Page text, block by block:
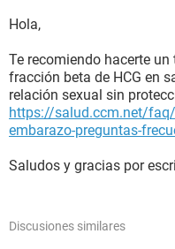
Hola,
Te recomiendo hacerte
fracción beta de HCG en
relación sexual sin
https://salud.ccm.net/
embarazo-preguntas-
Saludos y gracias por
Discusiones similares